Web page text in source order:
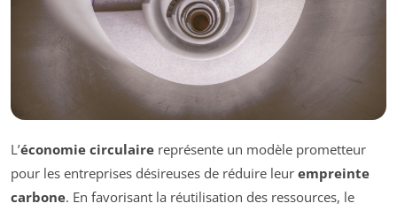
L’économie circulaire représente un modèle prometteur
pour les entreprises désireuses de réduire leur empreinte
carbone. En favorisant la réutilisation des ressources, le